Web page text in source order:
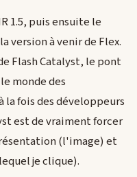
1.5, puis ensuite le
version à venir de Flex.
Flash Catalyst, le pont
monde des
la fois des développeurs
est de vraiment forcer
(l'image) et
je clique).